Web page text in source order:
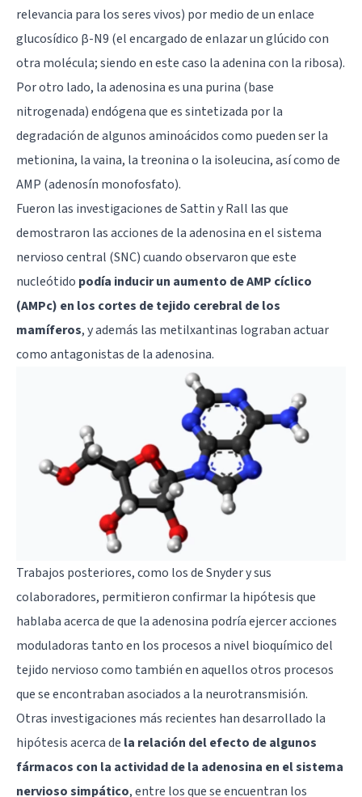
relevancia para los seres vivos) por medio de un enlace
glucosídico β-N9 (el encargado de enlazar un glúcido con
otra molécula; siendo en este caso la adenina con la ribosa).
Por otro lado, la adenosina es una purina (base
nitrogenada) endógena que es sintetizada por la
degradación de algunos aminoácidos como pueden ser la
metionina, la vaina, la treonina o la isoleucina, así como de
AMP (adenosín monofosfato).
Fueron las investigaciones de Sattin y Rall las que
demostraron las acciones de la adenosina en elsistema
nervioso central (SNC) cuando observaron que este
nucleótido podía inducir un aumento de AMP cíclico
(AMPc) en los cortes de tejido cerebral de los
mamíferos, y además las metilxantinas lograban actuar
como antagonistas de la adenosina.
Trabajos posteriores, como los de Snyder y sus
colaboradores, permitieron confirmar la hipótesis que
hablaba acerca de que la adenosina podría ejercer acciones
moduladoras tanto en los procesos a nivel bioquímico del
tejido nervioso como también en aquellos otros procesos
que se encontraban asociados a la neurotransmisión.
Otras investigaciones más recientes han desarrollado la
hipótesis acerca de la relación del efecto de algunos
fármacos con la actividad de la adenosina en el sistema
nervioso simpático, entre los que se encuentran los